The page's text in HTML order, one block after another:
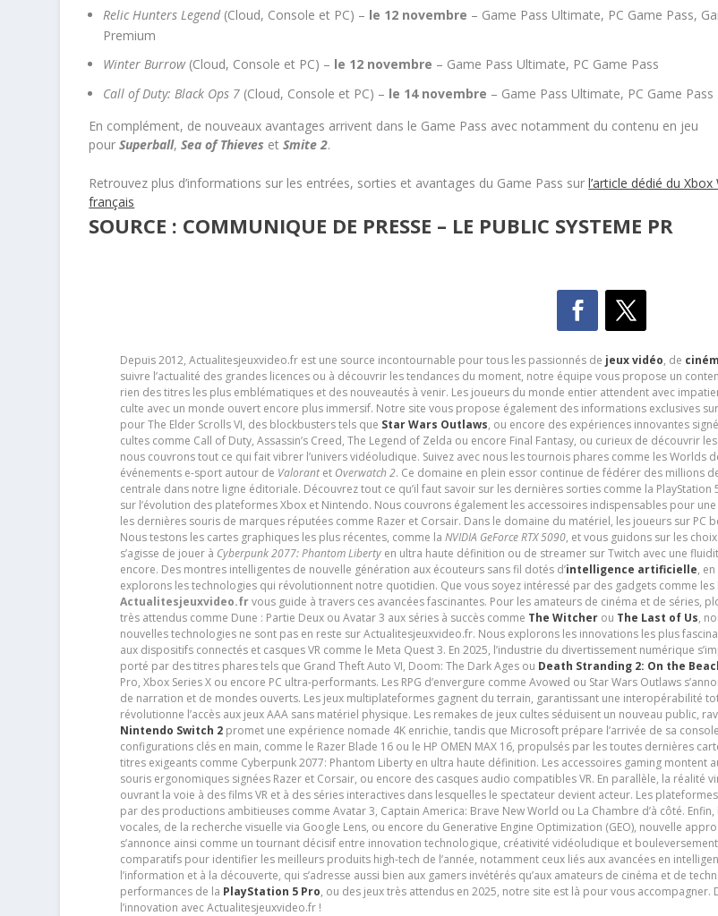
Relic Hunters Legend(Cloud, Console et PC) – le 12 novembre – Game Pass Ultimate, PC Game Pass,
Premium
Winter Burrow (Cloud, Console et PC) – le 12 novembre – Game Pass Ultimate, PC Game Pass
Call of Duty: Black Ops 7 (Cloud, Console et PC) – le 14 novembre – Game Pass Ultimate, PC Game Pass
En complément, de nouveaux avantages arrivent dans le Game Pass avec notamment du contenu en jeu
pour Superball,Sea of Thieves et Smite 2.
Retrouvez plus d’informations sur les entrées, sorties et avantages du Game Pass surl’article dédié du Xbox
français
SOURCE : COMMUNIQUE DE PRESSE – LE PUBLIC SYSTEME PR
Depuis 2012, Actualitesjeuxvideo.fr est une source incontournable pour tous les passionnés de jeux vidéo, de
suivre l’actualité des grandes licences ou à découvrir les tendances du moment, notre équipe vous propose un
rien des titres les plus emblématiques et des nouveautés à venir. Les joueurs du monde entier attendent avec
culte avec un monde ouvert encore plus immersif. Notre site vous propose également des informations exclusives
pour The Elder Scrolls VI, des blockbusters tels que Star Wars Outlaws, ou encore des expériences innovantes
cultes comme Call of Duty, Assassin’s Creed, The Legend of Zelda ou encore Final Fantasy, ou curieux de découvrir
nous couvrons tout ce qui fait vibrer l’univers vidéoludique. Suivez avec nous les tournois phares comme les Worlds
événements e-sport autour de Valorantet Overwatch 2. Ce domaine en plein essor continue de fédérer des millions
centrale dans notre ligne éditoriale. Découvrez tout ce qu’il faut savoir sur les dernières sorties comme la
sur l’évolution des plateformes Xbox et Nintendo. Nous couvrons également les accessoires indispensables pour
les dernières souris de marques réputées comme Razer et Corsair. Dans le domaine du matériel, les joueurs sur PC
Nous testons les cartes graphiques les plus récentes, comme la NVIDIA GeForce RTX 5090, et vous guidons sur les
s’agisse de jouer à Cyberpunk 2077: Phantom Libertyen ultra haute définition ou de streamer sur Twitch avec une
encore. Des montres intelligentes de nouvelle génération aux écouteurs sans fil dotés d’intelligence artificielle,
explorons les technologies qui révolutionnent notre quotidien. Que vous soyez intéressé par des gadgets comme les
Actualitesjeuxvideo.frvous guide à travers ces avancées fascinantes. Pour les amateurs de cinéma et de séries,
très attendus comme Dune : Partie Deux ou Avatar 3 aux séries à succès comme The Witcherou The Last of Us,
nouvelles technologies ne sont pas en reste sur Actualitesjeuxvideo.fr. Nous explorons les innovations les plus
aux dispositifs connectés et casques VR comme le Meta Quest 3. En 2025, l’industrie du divertissement numérique
porté par des titres phares tels que Grand Theft Auto VI, Doom: The Dark Ages ou Death Stranding 2: On the
Pro, Xbox Series X ou encore PC ultra-performants. Les RPG d’envergure comme Avowed ou Star Wars Outlaws
de narration et de mondes ouverts. Les jeux multiplateformes gagnent du terrain, garantissant une interopérabilité
révolutionne l’accès aux jeux AAA sans matériel physique. Les remakes de jeux cultes séduisent un nouveau public,
Nintendo Switch 2promet une expérience nomade 4K enrichie, tandis que Microsoft prépare l’arrivée de sa
configurations clés en main, comme le Razer Blade 16 ou le HP OMEN MAX 16, propulsés par les toutes dernières
titres exigeants comme Cyberpunk 2077: Phantom Liberty en ultra haute définition. Les accessoires gaming montent
souris ergonomiques signées Razer et Corsair, ou encore des casques audio compatibles VR. En parallèle, la réalité
ouvrant la voie à des films VR et à des séries interactives dans lesquelles le spectateur devient acteur. Les
par des productions ambitieuses comme Avatar 3, Captain America: Brave New World ou La Chambre d’à côté.
vocales, de la recherche visuelle via Google Lens, ou encore du Generative Engine Optimization (GEO), nouvelle
s’annonce ainsi comme un tournant décisif entre innovation technologique, créativité vidéoludique et
comparatifs pour identifier les meilleurs produits high-tech de l’année, notamment ceux liés aux avancées en
l’information et à la découverte, qui s’adresse aussi bien aux gamers invétérés qu’aux amateurs de cinéma et de
performances de la PlayStation 5 Pro, ou des jeux très attendus en 2025, notre site est là pour vous
l’innovation avec Actualitesjeuxvideo.fr !